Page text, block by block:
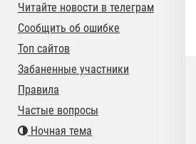
Читайте новости в телеграм
Сообщить об ошибке
Топ сайтов
Забаненные участники
Правила
Частые вопросы
Ночная тема